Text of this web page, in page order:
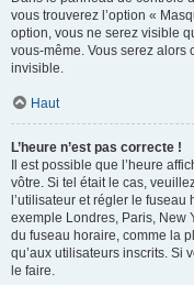
vous trouverez l’option «
option, vous ne serez visible
vous-même. Vous serez alors
invisible.
Haut
L’heure n’est pas correcte !
Il est possible que l’heure
vôtre. Si tel était le cas,
l’utilisateur et régler le
exemple Londres, Paris, New
du fuseau horaire, comme la
qu’aux utilisateurs inscrits. Si
le faire.